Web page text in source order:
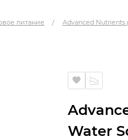
питание
Advanced Nutrients
Water